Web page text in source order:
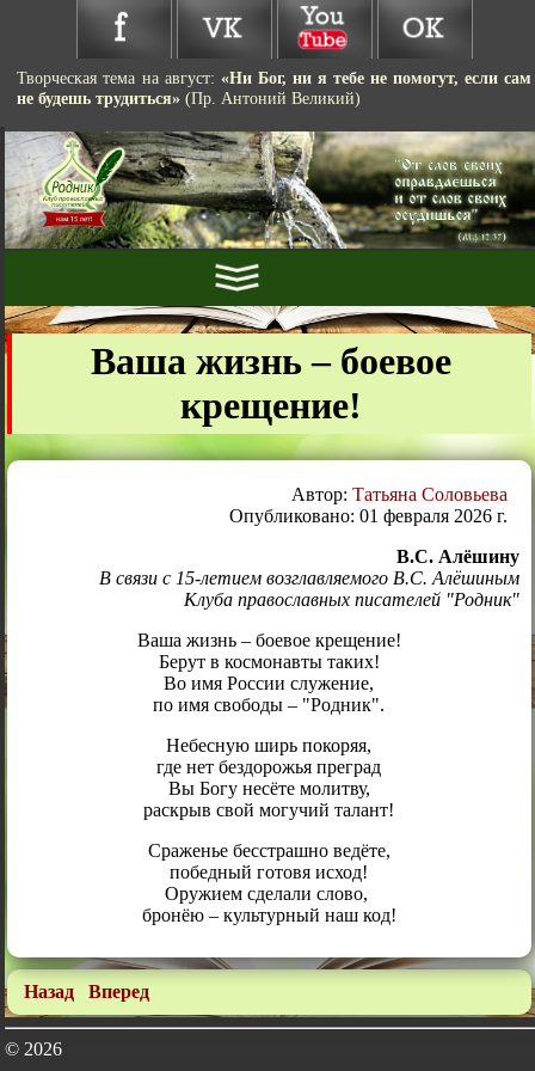
Творческая тема на август: «Ни Бог, ни я тебе не помогут, если сам
не будешь трудиться»(Пр. Антоний Великий)
Ваша жизнь – боевое
крещение!
Автор: Татьяна Соловьева
Опубликовано: 01 февраля 2026 г.
В.С. Алёшину
В связи с 15-летием возглавляемого В.С. Алёшиным
Клуба православных писателей "Родник"
Ваша жизнь – боевое крещение!
Берут в космонавты таких!
Во имя России служение,
по имя свободы – "Родник".
Небесную ширь покоряя,
где нет бездорожья преград
Вы Богу несёте молитву,
раскрыв свой могучий талант!
Сраженье бесстрашно ведёте,
победный готовя исход!
Оружием сделали слово,
бронёю – культурный наш код!
Назад Вперед
© 2026